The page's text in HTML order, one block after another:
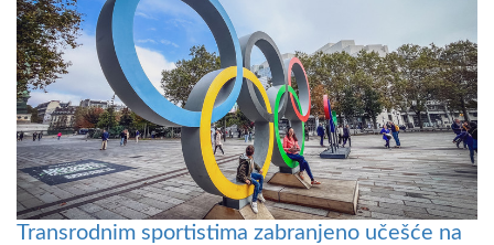
Transrodnim sportistima zabranjeno učešće na